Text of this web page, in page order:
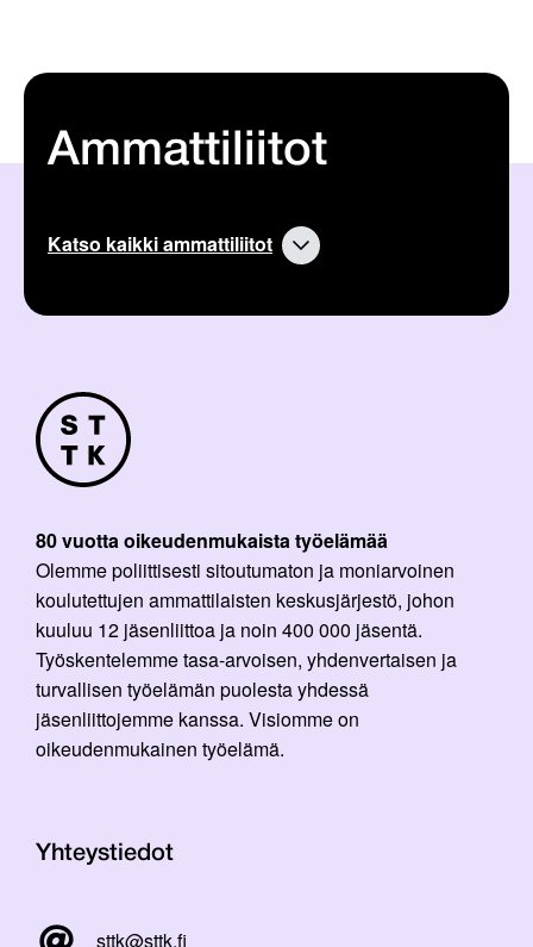
Ammattiliitot
Katso kaikki ammattiliitot
80 vuotta oikeudenmukaista työelämää
Olemme poliittisesti sitoutumaton ja moniarvoinen
koulutettujen ammattilaisten keskusjärjestö, johon
kuuluu 12 jäsenliittoa ja noin 400 000 jäsentä.
Työskentelemme tasa-arvoisen, yhdenvertaisen ja
turvallisen työelämän puolesta yhdessä
jäsenliittojemme kanssa. Visiomme on
oikeudenmukainen työelämä.
Yhteystiedot
sttk@sttk.fi